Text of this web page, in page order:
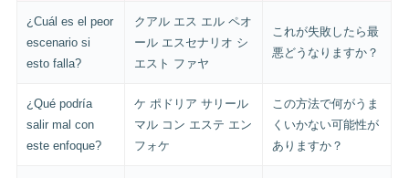
¿Cuál es el peor
escenario si
esto falla?
クアル エス エル ペオ
ール エスセナリオ シ
エスト ファヤ
これが失敗したら最
悪どうなりますか？
¿Qué podría
salir mal con
este enfoque?
ケ ポドリア サリール
マル コン エステ エン
フォケ
この方法で何がうま
くいかない可能性が
ありますか？